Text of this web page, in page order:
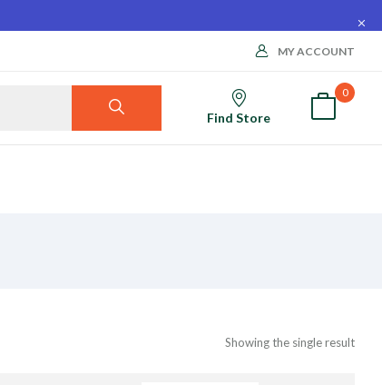
MY ACCOUNT
Find Store
0
Showing the single result